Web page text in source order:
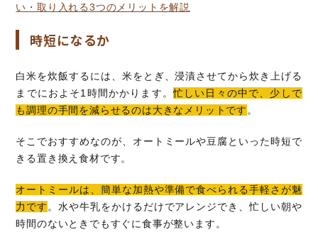
い・取り入れる3つのメリットを解説
時短になるか
白米を炊飯するには、米をとぎ、浸漬させてから炊き上げる
までにおよそ1時間かかります。忙しい日々の中で、少しで
も調理の手間を減らせるのは大きなメリットです 。
そこでおすすめなのが、オートミールや豆腐といった時短で
きる置き換え食材です。
オートミールは、簡単な加熱や準備で食べられる手軽さが魅
力です 。水や牛乳をかけるだけでアレンジでき、忙しい朝や
時間のないときでもすぐに食事が整います。